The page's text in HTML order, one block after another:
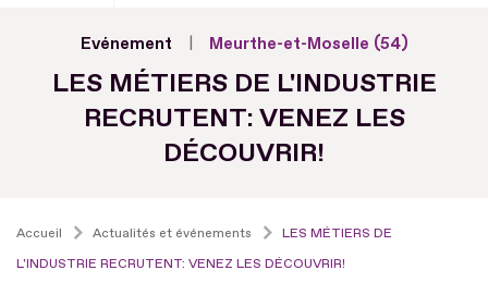
Evénement Meurthe-et-Moselle (54)
LES MÉTIERS DE L'INDUSTRIE
RECRUTENT: VENEZ LES
DÉCOUVRIR!
Accueil Actualités et événements
LES MÉTIERS DE
L'INDUSTRIE RECRUTENT: VENEZ LES DÉCOUVRIR!